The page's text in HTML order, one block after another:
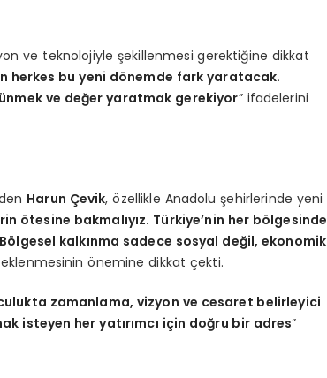
ve teknolojiyle şekillenmesi gerektiğine dikkat
herkes bu yeni dönemde fark yaratacak.
ve değer yaratmak gerekiyor” ifadelerini
Harun Çevik, özellikle Anadolu şehirlerinde yeni
ötesine bakmalıyız. Türkiye’nin her bölgesinde
kalkınma sadece sosyal değil, ekonomik
önemine dikkat çekti.
zamanlama, vizyon ve cesaret belirleyici
isteyen her yatırımcı için doğru bir adres”